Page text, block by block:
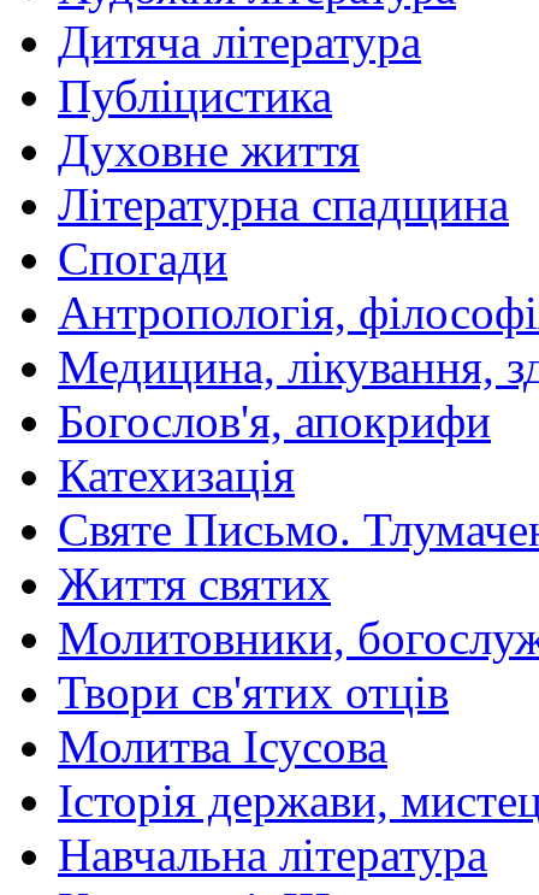
Дитяча література
Публіцистика
Духовне життя
Літературна спадщина
Спогади
Антропологія,
Медицина, лікування,
Богослов'я, апокрифи
Катехизація
Святе Письмо.
Життя святих
Молитовники,
Твори св'ятих отців
Молитва Ісусова
Історія держави,
Навчальна література